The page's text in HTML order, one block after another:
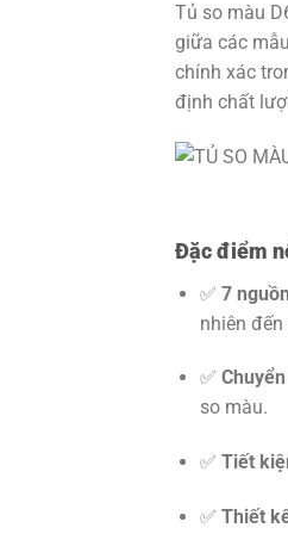
Tủ so màu
giữa các
chính xác
định chất
Đặc điểm
✅ 7
nhiên
✅
so màu.
✅ Tiết
✅ Thiết